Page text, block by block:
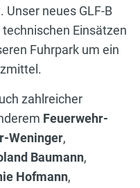
neues GLF-B
Einsätzen
Fuhrpark um ein
zahlreicher
Feuerwehr-
Weninger,
Baumann,
Hofmann,